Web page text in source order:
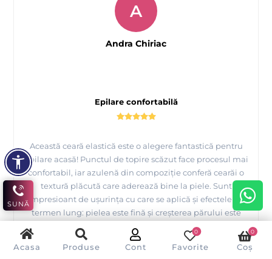
Acasa Produse Cont Favorite
0
Coș
0
Epilare confortabilă
Această ceară elastică este o alegere fantastică pentru
epilare acasă! Punctul de topire scăzut face procesul mai
confortabil, iar azulenă din compoziție conferă cearăi o
textură plăcută care aderează bine la piele. Sunt
impresioant de ușurința cu care se aplică și efectele pe
termen lung: pielea este fină și creșterea părului este
întârziată semnificativ. Cu siguranță recomand pentru
rezultate profesionale!
A
Andra Chiriac
SUNĂ